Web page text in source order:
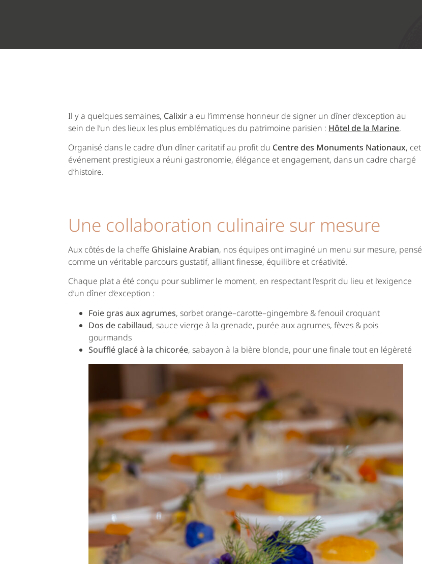
Il y a quelques semaines, Calixira eu l’immense honneur de signer un dîner d’exception au
sein de l’un des lieux les plus emblématiques du patrimoine parisien : Hôtel de la Marine.
Organisé dans le cadre d’un dîner caritatif au profit du Centre des Monuments Nationaux, cet
événement prestigieux a réuni gastronomie, élégance et engagement, dans un cadre chargé
d’histoire.
Une collaboration culinaire sur mesure
Aux côtés de la cheffe Ghislaine Arabian, nos équipes ont imaginé un menu sur mesure, pensé
comme un véritable parcours gustatif, alliant finesse, équilibre et créativité.
Chaque plat a été conçu pour sublimer le moment, en respectant l’esprit du lieu et l’exigence
d’un dîner d’exception :
Foie gras aux agrumes, sorbet orange–carotte–gingembre & fenouil croquant
Dos de cabillaud, sauce vierge à la grenade, purée aux agrumes, fèves & pois
gourmands
Soufflé glacé à la chicorée, sabayon à la bière blonde, pour une finale tout en légèreté